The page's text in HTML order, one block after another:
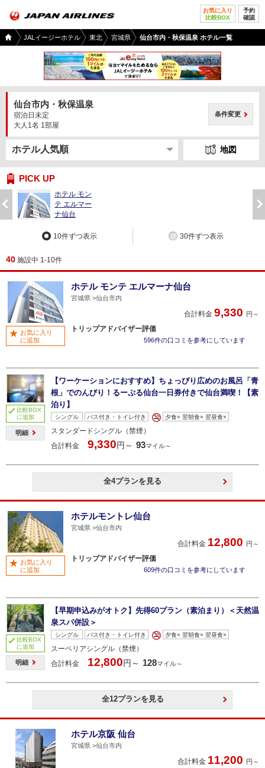
お気に入り
比較BOX
予約
確認
国内
ツア
JALイージーホテル 東北 宮城県 仙台市内・秋保温泉 ホテル一覧
仙台市内・秋保温泉
宿泊日未定
大人1名 1部屋
条件変更
地図
PICK UP
前
へ
次
へ
ホテル モン
テ エルマー
ナ仙台
10件ずつ表示 30件ずつ表示
40 施設中 1-10件
ホテル モンテ エルマーナ仙台
宮城県 仙台市内
合計料金 9,330 円～
トリップアドバイザー評価
596件の口コミを参考にしています
お気に入り
に追加
比較BOX
に追加
明細
【ワーケーションにおすすめ】ちょっぴり広めのお風呂「青
根」でのんびり！るーぷる仙台一日券付きで仙台満喫！【素
泊り】
シングル バス付き・トイレ付き 夕食× 翌朝食× 翌昼食×
スタンダードシングル（禁煙）
合計料金
9,330円～ 93マイル～
全4プランを見る
ホテルモントレ仙台
宮城県 仙台市内
合計料金 12,800 円～
トリップアドバイザー評価
609件の口コミを参考にしています
お気に入り
に追加
比較BOX
に追加
明細
【早期申込みがオトク】先得60プラン（素泊まり）＜天然温
泉スパ併設＞
シングル バス付き・トイレ付き 夕食× 翌朝食× 翌昼食×
スーペリアシングル（禁煙）
合計料金
12,800円～ 128マイル～
全12プランを見る
ホテル京阪 仙台
宮城県 仙台市内
合計料金 11,200 円～